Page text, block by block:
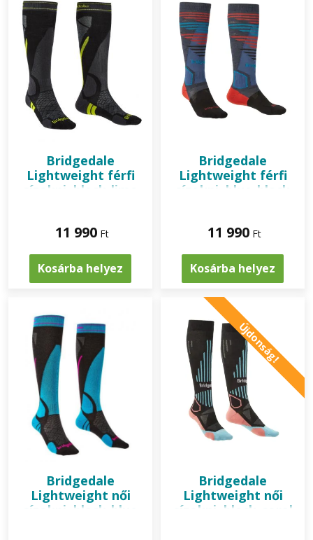
Bridgedale
Lightweight férfi
sízokni, black-lime
11 990 Ft
Kosárba helyez
Bridgedale
Lightweight férfi
sízokni, blue-black
11 990 Ft
Kosárba helyez
Bridgedale
Lightweight női
sízokni, black-blue
Újdonság!
Bridgedale
Lightweight női
sízokni, black-coral